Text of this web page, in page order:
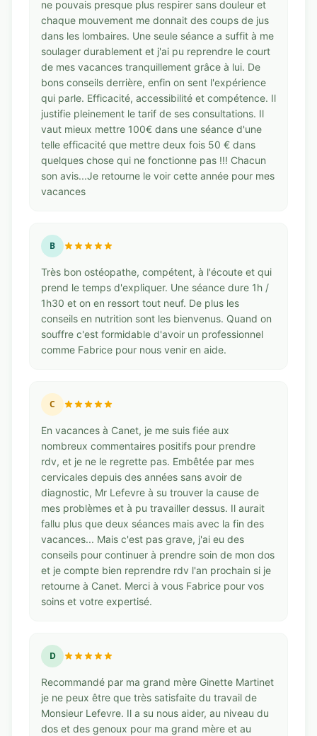
ne pouvais presque plus respirer sans douleur et
chaque mouvement me donnait des coups de jus
dans les lombaires. Une seule séance a suffit à me
soulager durablement et j'ai pu reprendre le court
de mes vacances tranquillement grâce à lui. De
bons conseils derrière, enfin on sent l'expérience
qui parle. Efficacité, accessibilité et compétence. Il
justifie pleinement le tarif de ses consultations. Il
vaut mieux mettre 100€ dans une séance d'une
telle efficacité que mettre deux fois 50 € dans
quelques chose qui ne fonctionne pas !!! Chacun
son avis...Je retourne le voir cette année pour mes
vacances
B
Très bon ostéopathe, compétent, à l'écoute et qui
prend le temps d'expliquer. Une séance dure 1h /
1h30 et on en ressort tout neuf. De plus les
conseils en nutrition sont les bienvenus. Quand on
souffre c'est formidable d'avoir un professionnel
comme Fabrice pour nous venir en aide.
C
En vacances à Canet, je me suis fiée aux
nombreux commentaires positifs pour prendre
rdv, et je ne le regrette pas. Embêtée par mes
cervicales depuis des années sans avoir de
diagnostic, Mr Lefevre à su trouver la cause de
mes problèmes et à pu travailler dessus. Il aurait
fallu plus que deux séances mais avec la fin des
vacances... Mais c'est pas grave, j'ai eu des
conseils pour continuer à prendre soin de mon dos
et je compte bien reprendre rdv l'an prochain si je
retourne à Canet. Merci à vous Fabrice pour vos
soins et votre expertisé.
D
Recommandé par ma grand mère Ginette Martinet
je ne peux être que très satisfaite du travail de
Monsieur Lefevre. Il a su nous aider, au niveau du
dos et des genoux pour ma grand mère et au